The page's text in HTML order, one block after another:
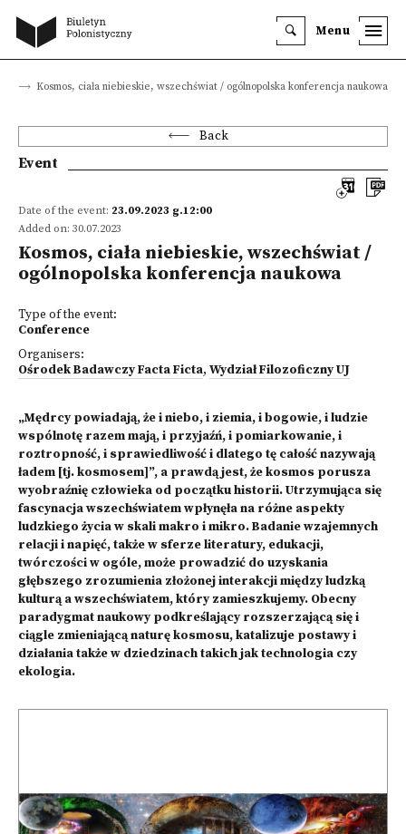
Menu
Kosmos, ciała niebieskie, wszechświat / ogólnopolska konferencja naukowa
Back
Event
Date of the event: 23.09.2023 g.12:00
Added on: 30.07.2023
Kosmos, ciała niebieskie, wszechświat /
ogólnopolska konferencja naukowa
Type of the event:
Conference
Organisers:
Ośrodek Badawczy Facta Ficta, Wydział Filozoficzny UJ
„Mędrcy powiadają, że i niebo, i ziemia, i bogowie, i ludzie
wspólnotę razem mają, i przyjaźń, i pomiarkowanie, i
roztropność, i sprawiedliwość i dlatego tę całość nazywają
ładem [tj. kosmosem]”, a prawdą jest, że kosmos porusza
wyobraźnię człowieka od początku historii. Utrzymująca się
fascynacja wszechświatem wpłynęła na różne aspekty
ludzkiego życia w skali makro i mikro. Badanie wzajemnych
relacji i napięć, także w sferze literatury, edukacji,
twórczości w ogóle, może prowadzić do uzyskania
głębszego zrozumienia złożonej interakcji między ludzką
kulturą a wszechświatem, który zamieszkujemy. Obecny
paradygmat naukowy podkreślający rozszerzającą się i
ciągle zmieniającą naturę kosmosu, katalizuje postawy i
działania także w dziedzinach takich jak technologia czy
ekologia.